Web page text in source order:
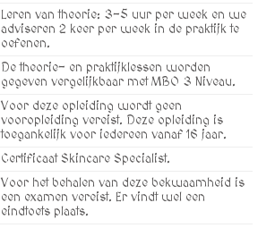
Leren van theorie: 3-5 uur per week en we
adviseren 2 keer per week in de praktijk te
oefenen.
De theorie- en praktijklessen worden
gegeven vergelijkbaar met MBO 3 Niveau.
Voor deze opleiding wordt geen
vooropleiding vereist. Deze opleiding is
toegankelijk voor iedereen vanaf 16 jaar.
Certificaat Skincare Specialist.
Voor het behalen van deze bekwaamheid is
een examen vereist. Er vindt wel een
eindtoets plaats.